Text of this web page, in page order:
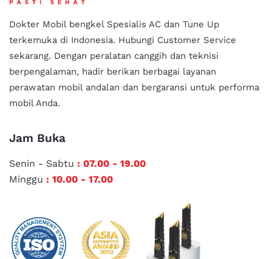
Dokter Mobil bengkel Spesialis AC dan Tune Up
terkemuka di Indonesia. Hubungi Customer Service
sekarang. Dengan peralatan canggih dan teknisi
berpengalaman, hadir berikan berbagai layanan
perawatan mobil andalan dan bergaransi untuk performa
mobil Anda.
Jam Buka
Senin - Sabtu : 07.00 - 19.00
Minggu : 10.00 - 17.00